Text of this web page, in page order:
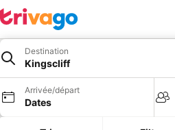
Destination
Kingscliff
Arrivée/départ
Dates